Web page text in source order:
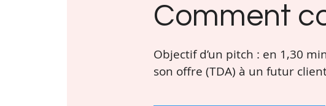
Comment
Objectif d’un pitch : en 1,30
son offre (TDA) à un futur